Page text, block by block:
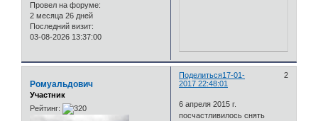
Провел на форуме:
2 месяца 26 дней
Последний визит:
03-08-2026 13:37:00
Поделиться 2
17-01-
2017 22:48:01
Ромуальдович
Участник
Рейтинг:
6 апреля 2015 г.
посчастливилось снять